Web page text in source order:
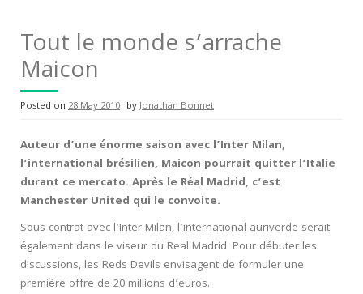
Tout le monde s’arrache
Maicon
Posted on 28 May 2010 byJonathan Bonnet
Auteur d’une énorme saison avec l’Inter Milan,
l’international brésilien, Maicon pourrait quitter l’Italie
durant ce mercato. Après le Réal Madrid, c’est
Manchester United qui le convoite.
Sous contrat avec l’Inter Milan, l’international auriverde serait
également dans le viseur du Real Madrid. Pour débuter les
discussions, les Reds Devils envisagent de formuler une
première offre de 20 millions d’euros.